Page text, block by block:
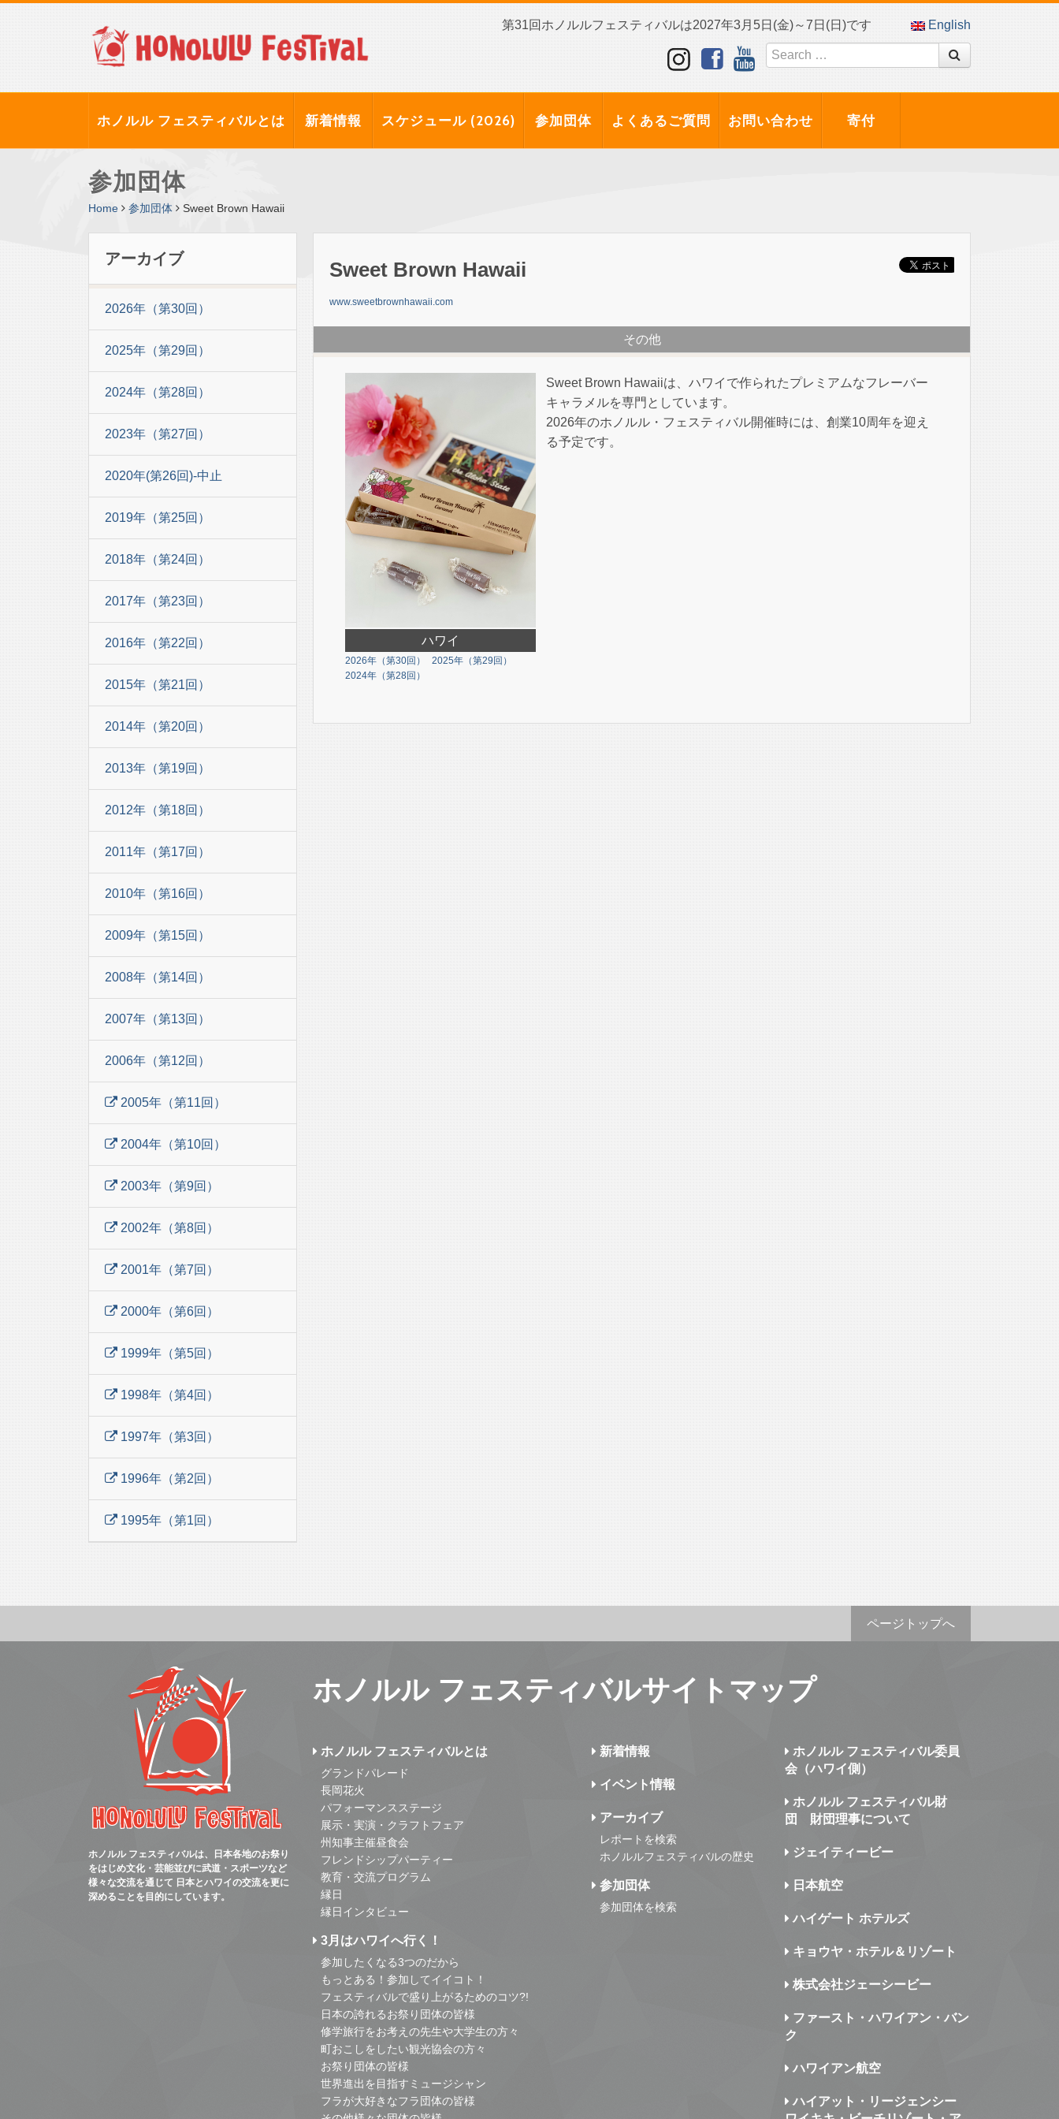
第31回ホノルルフェスティバルは2027年3月5日(金)～7日(日)です English
ホノルル フェスティバルとは 新着情報 スケジュール (2026) 参加団体 よくあるご質問 お問い合わせ 寄付
参加団体
Home 参加団体 Sweet Brown Hawaii
アーカイブ
2026年（第30回）
2025年（第29回）
2024年（第28回）
2023年（第27回）
2020年(第26回)-中止
2019年（第25回）
2018年（第24回）
2017年（第23回）
2016年（第22回）
2015年（第21回）
2014年（第20回）
2013年（第19回）
2012年（第18回）
2011年（第17回）
2010年（第16回）
2009年（第15回）
2008年（第14回）
2007年（第13回）
2006年（第12回）
2005年（第11回）
2004年（第10回）
2003年（第9回）
2002年（第8回）
2001年（第7回）
2000年（第6回）
1999年（第5回）
1998年（第4回）
1997年（第3回）
1996年（第2回）
1995年（第1回）
Sweet Brown Hawaii
www.sweetbrownhawaii.com
その他
ハワイ
2026年（第30回）
2025年（第29回）
2024年（第28回）
Sweet Brown Hawaiiは、ハワイで作られたプレミアムなフレーバー
キャラメルを専門としています。
2026年のホノルル・フェスティバル開催時には、創業10周年を迎え
る予定です。
ページトップへ
ホノルル フェスティバルは、日本各地のお祭り
をはじめ文化・芸能並びに武道・スポーツなど
様々な交流を通じて 日本とハワイの交流を更に
深めることを目的にしています。
ホノルル フェスティバルサイトマップ
ホノルル フェスティバルとは
グランドパレード
長岡花火
パフォーマンスステージ
展示・実演・クラフトフェア
州知事主催昼食会
フレンドシップパーティー
教育・交流プログラム
縁日
縁日インタビュー
3月はハワイへ行く！
参加したくなる3つのだから
もっとある！参加してイイコト！
フェスティバルで盛り上がるためのコツ?!
日本の誇れるお祭り団体の皆様
修学旅行をお考えの先生や大学生の方々
町おこしをしたい観光協会の方々
お祭り団体の皆様
世界進出を目指すミュージシャン
フラが大好きなフラ団体の皆様
新着情報
イベント情報
アーカイブ
レポートを検索
ホノルルフェスティバルの歴史
参加団体
参加団体を検索
ホノルル フェスティバル委員
会（ハワイ側）
ホノルル フェスティバル財
団 財団理事について
ジェイティービー
日本航空
ハイゲート ホテルズ
キョウヤ・ホテル＆リゾート
株式会社ジェーシービー
ファースト・ハワイアン・バン
ク
ハワイアン航空
ハイアット・リージェンシー